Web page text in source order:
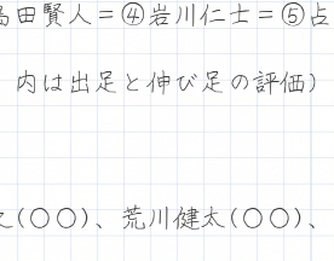
賢人＝④岩川仁士＝⑤占
は出足と伸び足の評価）
(○○)、荒川健太(○○)、